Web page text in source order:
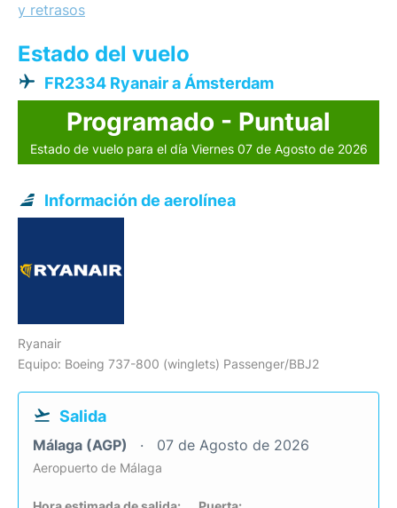
y retrasos
Estado del vuelo
FR2334 Ryanair a Ámsterdam
Programado - Puntual
Estado de vuelo para el día Viernes 07 de Agosto de 2026
Información de aerolínea
Ryanair
Equipo: Boeing 737-800 (winglets) Passenger/BBJ2
Salida
Málaga (AGP) 07 de Agosto de 2026
Aeropuerto de Málaga